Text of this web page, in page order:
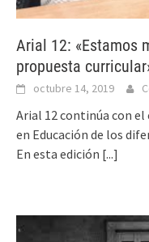
Arial 12: «Estamos
propuesta
octubre 14, 2019
Arial 12 continúa con el
en Educación de los
En esta edición [...]